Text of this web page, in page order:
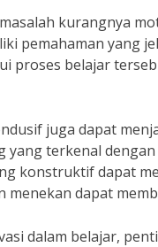
kurangnya
pemahaman yang
proses belajar
juga dapat
yang terkenal
konstruktif dapat
dapat
dalam belajar,